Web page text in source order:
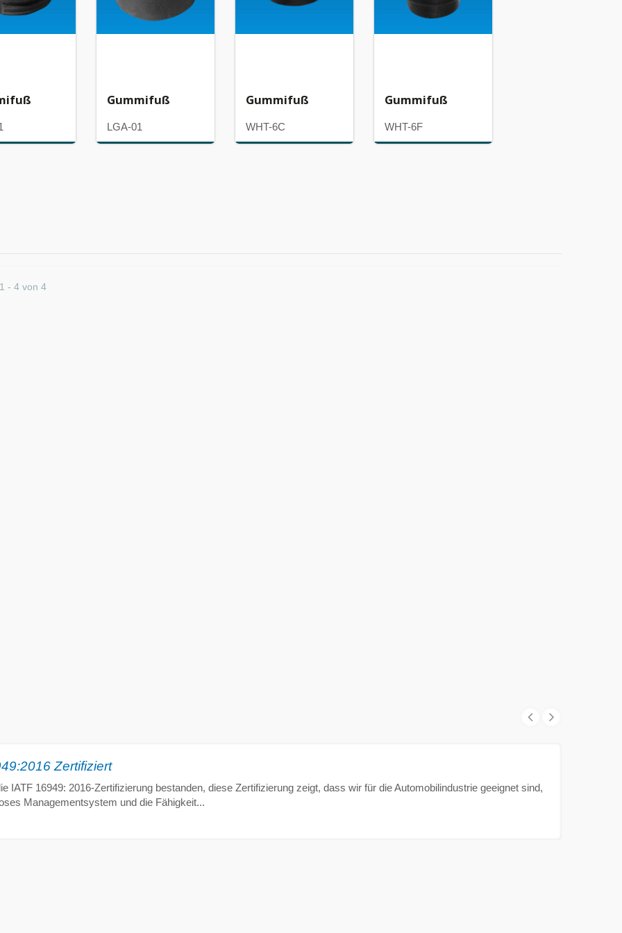
Gummifuß
LGA-01
Gummifuß
WHT-6C
Gummifuß
WHT-6F
- 4 von 4
Zertifiziert
IATF 16949: 2016-Zertifizierung bestanden, diese Zertifizierung zeigt, dass wir für die Automobilindustrie geeignet sind,
Managementsystem und die Fähigkeit...